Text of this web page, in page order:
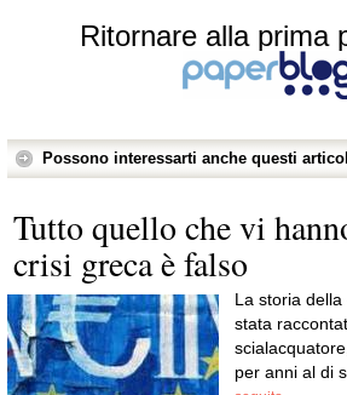
Ritornare alla prima
Possono interessarti anche questi
Tutto quello che vi
crisi greca è falso
La storia
stata
per anni al di